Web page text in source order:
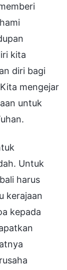
kita
diri bagi
mengejar
untuk
Untuk
harus
kerajaan
kepada